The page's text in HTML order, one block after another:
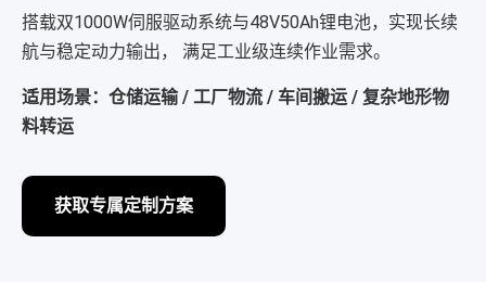
搭载双1000W伺服驱动系统与48V50Ah锂电池，实现长续
航与稳定动力输出， 满足工业级连续作业需求。
适用场景：仓储运输 / 工厂物流 / 车间搬运 / 复杂地形物
料转运
获取专属定制方案